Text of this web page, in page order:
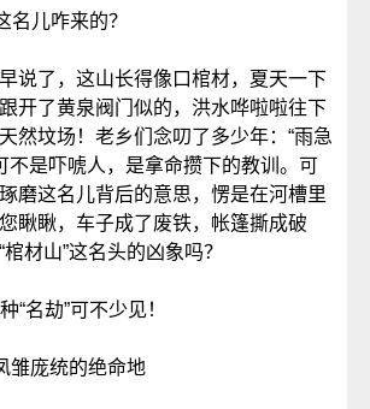
儿咋来的？
了，这山长得像口棺材，夏天一下
开了黄泉阀门似的，洪水哗啦啦往下
然坟场！老乡们念叨了多少年：“雨急
不是吓唬人，是拿命攒下的教训。可
磨这名儿背后的意思，愣是在河槽里
瞅瞅，车子成了废铁，帐篷撕成破
材山”这名头的凶象吗？
名劫”可不少见！
庞统的绝命地